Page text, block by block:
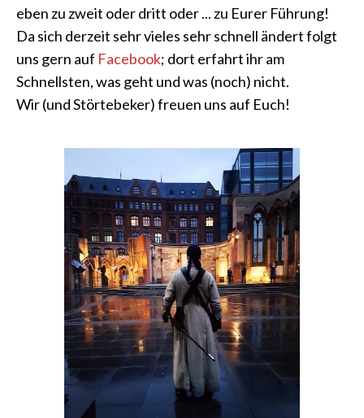
eben zu zweit oder dritt oder ... zu Eurer Führung!
Da sich derzeit sehr vieles sehr schnell ändert folgt
uns gern auf Facebook; dort erfahrt ihr am
Schnellsten, was geht und was (noch) nicht.
Wir (und Störtebeker) freuen uns auf Euch!